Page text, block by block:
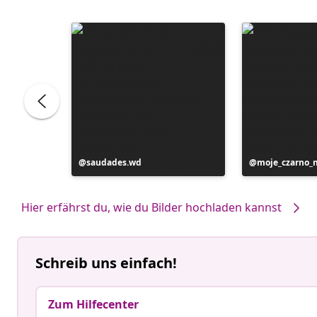
Beitrag
veröffentlicht
saudades.wd
Beitrag
veröffentlicht
Hier erfährst du, wie du Bilder hochladen kannst
Schreib uns einfach!
Zum Hilfecenter